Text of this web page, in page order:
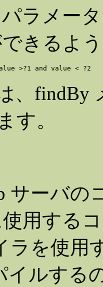
ラメー
きるよ
、findBy
す。
サーバ
用する
ラを使用
イルする